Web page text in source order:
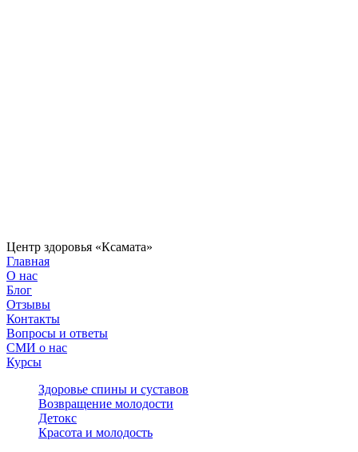
Центр здоровья «Ксамата»
Главная
О нас
Блог
Отзывы
Контакты
Вопросы и ответы
СМИ о нас
Курсы
Здоровье спины и суставов
Возвращение молодости
Детокс
Красота и молодость